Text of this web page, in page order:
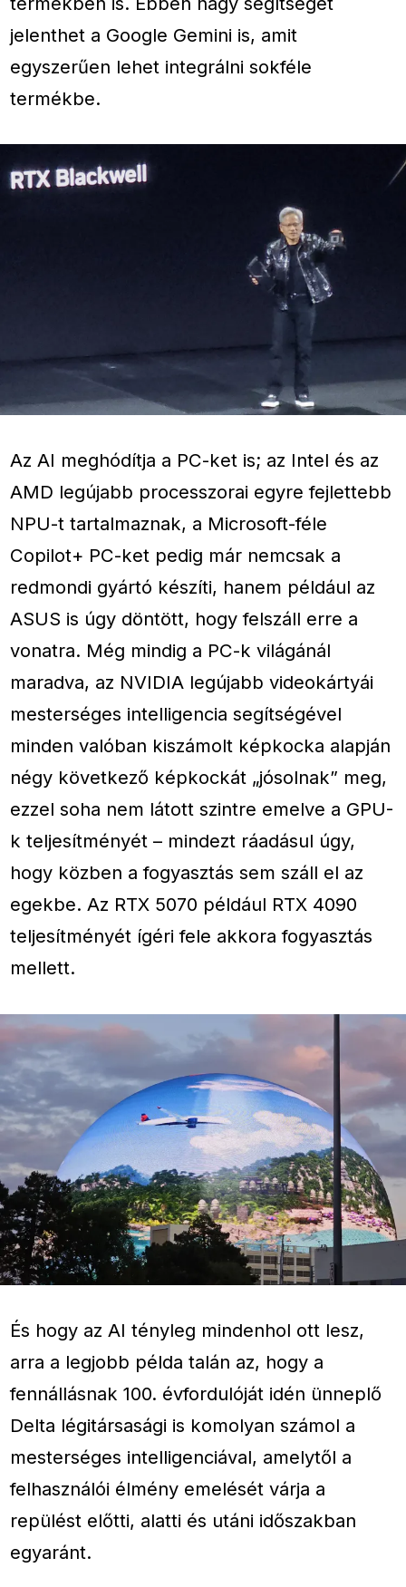
jelenthet a Google Gemini is, amit
egyszerűen lehet integrálni sokféle
termékbe.
Az AI meghódítja a PC-ket is; az Intel és az
AMD legújabb processzorai egyre fejlettebb
NPU-t tartalmaznak, a Microsoft-féle
Copilot+ PC-ket pedig már nemcsak a
redmondi gyártó készíti, hanem például az
ASUS is úgy döntött, hogy felszáll erre a
vonatra. Még mindig a PC-k világánál
maradva, az NVIDIA legújabb videokártyái
mesterséges intelligencia segítségével
minden valóban kiszámolt képkocka alapján
négy következő képkockát „jósolnak” meg,
ezzel soha nem látott szintre emelve a GPU-
k teljesítményét – mindezt ráadásul úgy,
hogy közben a fogyasztás sem száll el az
egekbe. Az RTX 5070 például RTX 4090
teljesítményét ígéri fele akkora fogyasztás
mellett.
És hogy az AI tényleg mindenhol ott lesz,
arra a legjobb példa talán az, hogy a
fennállásnak 100. évfordulóját idén ünneplő
Delta légitársasági is komolyan számol a
mesterséges intelligenciával, amelytől a
felhasználói élmény emelését várja a
repülést előtti, alatti és utáni időszakban
egyaránt.